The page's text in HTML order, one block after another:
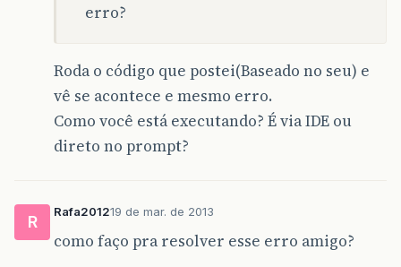
erro?
Roda o código que postei(Baseado no seu) e
vê se acontece e mesmo erro.
Como você está executando? É via IDE ou
direto no prompt?
R
Rafa201219 de mar. de 2013
como faço pra resolver esse erro amigo?